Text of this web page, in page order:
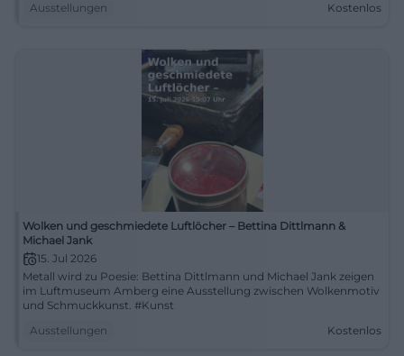
Ausstellungen
Kostenlos
Wolken und geschmiedete Luftlöcher – Bettina Dittlmann &
Michael Jank
15. Jul 2026
Metall wird zu Poesie: Bettina Dittlmann und Michael Jank zeigen
im Luftmuseum Amberg eine Ausstellung zwischen Wolkenmotiv
und Schmuckkunst. #Kunst
Ausstellungen
Kostenlos